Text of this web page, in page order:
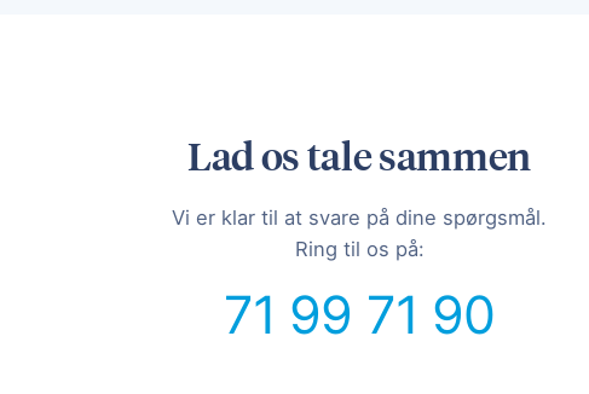
Lad os tale sammen
Vi er klar til at svare på dine spørgsmål.
Ring til os på:
71 99 71 90